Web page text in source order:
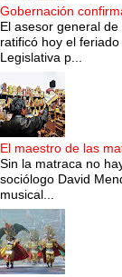
Gobernación
El asesor general
ratificó hoy el
Legislativa p...
El maestro de las
Sin la matraca no
sociólogo David
musical...